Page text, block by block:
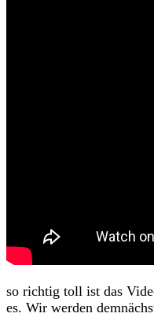
so richtig toll ist das
es. Wir werden